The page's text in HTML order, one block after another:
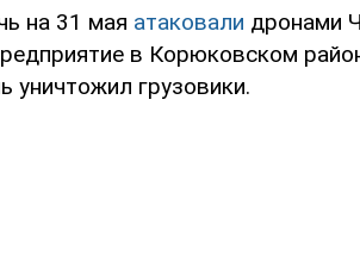
на 31 мая атаковали дронами
в Корюковском
уничтожил грузовики.